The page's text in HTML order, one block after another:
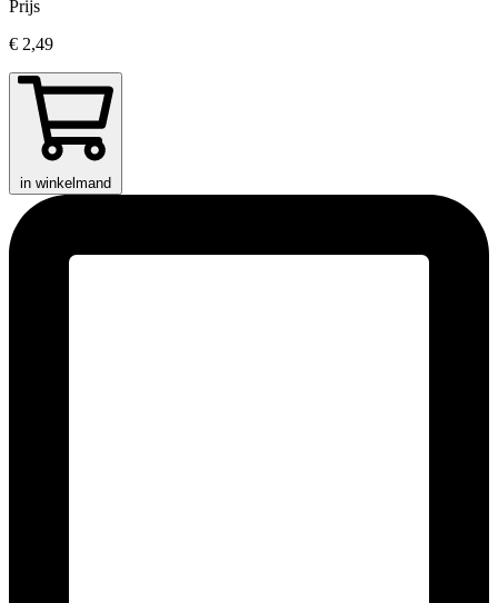
Prijs
€ 2,49
in winkelmand